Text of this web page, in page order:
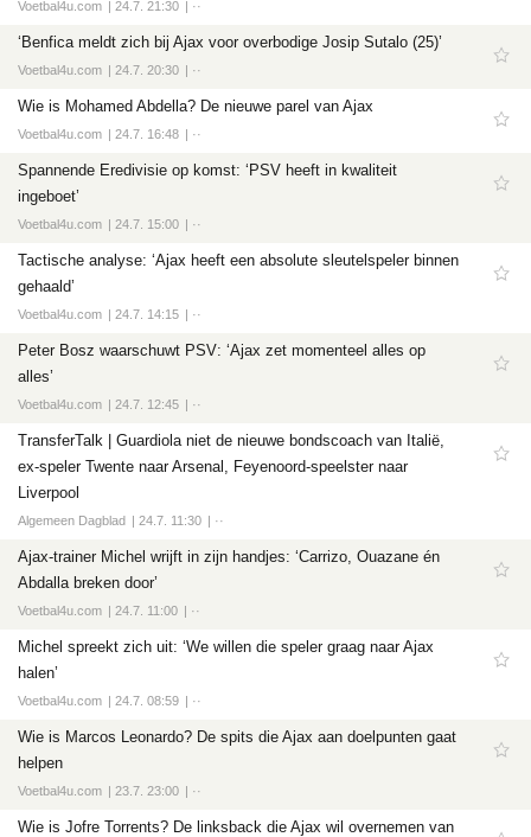
Voetbal4u.com 24.7. 21:30 ··
‘Benfica meldt zich bij Ajax voor overbodige Josip Sutalo (25)’
Voetbal4u.com 24.7. 20:30 ··
Wie is Mohamed Abdella? De nieuwe parel van Ajax
Voetbal4u.com 24.7. 16:48 ··
Spannende Eredivisie op komst: ‘PSV heeft in kwaliteit
ingeboet’
Voetbal4u.com 24.7. 15:00 ··
Tactische analyse: ‘Ajax heeft een absolute sleutelspeler binnen
gehaald’
Voetbal4u.com 24.7. 14:15 ··
Peter Bosz waarschuwt PSV: ‘Ajax zet momenteel alles op
alles’
Voetbal4u.com 24.7. 12:45 ··
TransferTalk | Guardiola niet de nieuwe bondscoach van Italië,
ex-speler Twente naar Arsenal, Feyenoord-speelster naar
Liverpool
Algemeen Dagblad 24.7. 11:30 ··
Ajax-trainer Michel wrijft in zijn handjes: ‘Carrizo, Ouazane én
Abdalla breken door’
Voetbal4u.com 24.7. 11:00 ··
Michel spreekt zich uit: ‘We willen die speler graag naar Ajax
halen’
Voetbal4u.com 24.7. 08:59 ··
Wie is Marcos Leonardo? De spits die Ajax aan doelpunten gaat
helpen
Voetbal4u.com 23.7. 23:00 ··
Wie is Jofre Torrents? De linksback die Ajax wil overnemen van